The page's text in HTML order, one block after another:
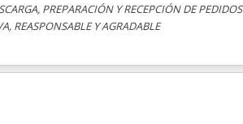
PREPARACIÓN Y RECEPCIÓN DE PEDIDOS
REASPONSABLE Y AGRADABLE